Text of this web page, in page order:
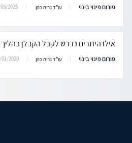
פורום פינוי בינוי עו"ד נריה כהן 2025
אילו היתרים נדרש לקבל הקבלן בהליך
פורום פינוי בינוי עו"ד נריה כהן 01/2020